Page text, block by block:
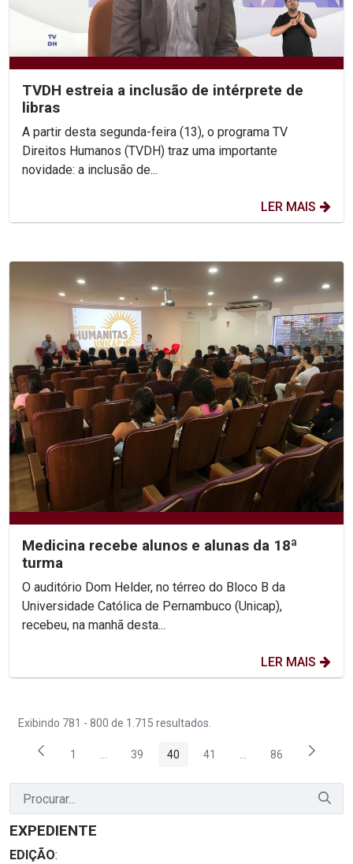
TVDH estreia a inclusão de intérprete de
libras
A partir desta segunda-feira (13), o programa TV
Direitos Humanos (TVDH) traz uma importante
novidade: a inclusão de...
LER MAIS
Medicina recebe alunos e alunas da 18ª
turma
O auditório Dom Helder, no térreo do Bloco B da
Universidade Católica de Pernambuco (Unicap),
recebeu, na manhã desta...
LER MAIS
Exibindo 781 - 800 de 1.715 resultados.
Página
1 Páginas intermediárias Usar ABA para navegar.
Página
39 Página
40 Página
41 PáginasPágina
86
EXPEDIENTE
EDIÇÃO: